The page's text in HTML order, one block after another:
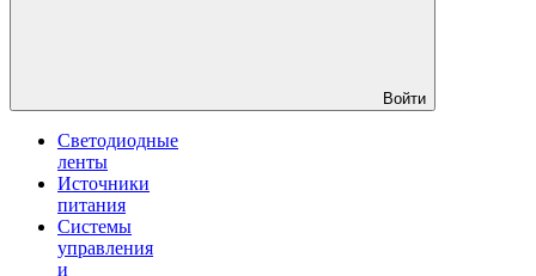
Войти
Светодиодные
ленты
Источники
питания
Системы
управления
и